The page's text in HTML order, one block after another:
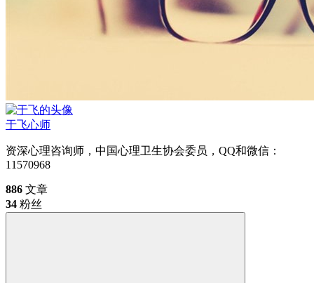
于飞心师
资深心理咨询师，中国心理卫生协会委员，QQ和微信：
11570968
886 文章
34 粉丝